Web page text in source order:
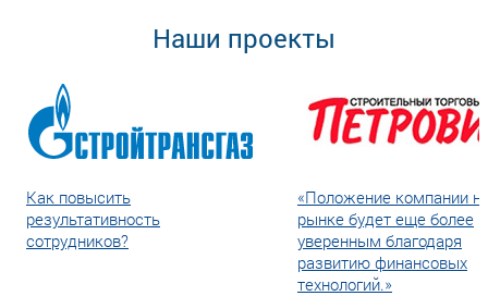
Наши проекты
Как повысить
результативность
сотрудников?
«Положение компании
рынке будет еще более
уверенным благодаря
развитию финансовых
технологий.»